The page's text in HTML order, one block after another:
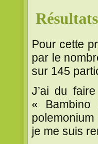
Résultats
Pour cette
par le
sur 145
J’ai du
«
je me suis